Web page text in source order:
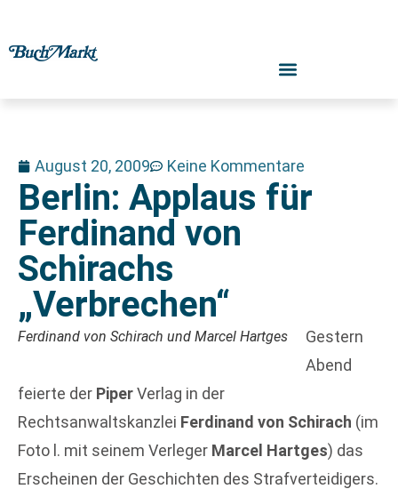
August 20, 2009 Keine Kommentare
Berlin: Applaus für
Ferdinand von
Schirachs
„Verbrechen“
Ferdinand von Schirach und Marcel Hartges
Gestern
Abend
feierte der PiperVerlag in der
Rechtsanwaltskanzlei Ferdinand von Schirach (im
Foto l. mit seinem Verleger Marcel Hartges) das
Erscheinen der Geschichten des Strafverteidigers.